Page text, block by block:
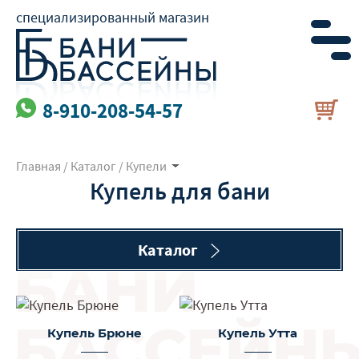
специализированный магазин
8-910-208-54-57
Главная / Каталог / Купели
Купель для бани
Каталог
Купель Брюне Купель Утта